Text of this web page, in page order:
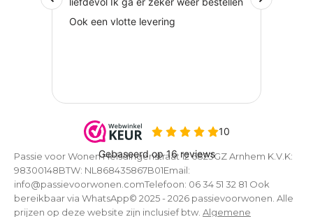
Passie voor Wonen Helsdingenstraat 12 6823GZ Arnhem K.V.K:
98300148BTW: NL868435867B01Email:
info@passievoorwonen.comTelefoon: 06 34 51 32 81 Ook
bereikbaar via WhatsApp© 2025 - 2026 passievoorwonen. Alle
prijzen op deze website zijn inclusief btw. Algemene